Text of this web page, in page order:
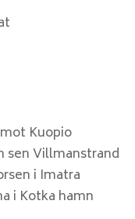
Kuopio
sen Villmanstrand
i Imatra
i Kotka hamn